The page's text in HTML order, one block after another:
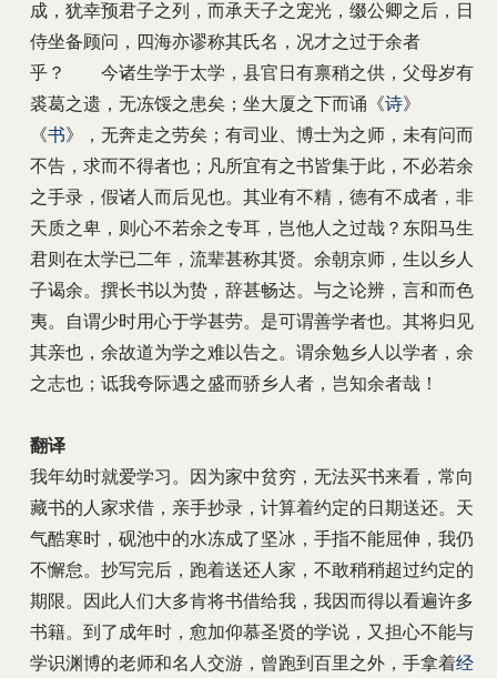
成，犹幸预君子之列，而承天子之宠光，缀公卿之后，日
侍坐备顾问，四海亦谬称其氏名，况才之过于余者
乎？ 今诸生学于太学，县官日有禀稍之供，父母岁有
裘葛之遗，无冻馁之患矣；坐大厦之下而诵《诗》
《书》，无奔走之劳矣；有司业、博士为之师，未有问而
不告，求而不得者也；凡所宜有之书皆集于此，不必若余
之手录，假诸人而后见也。其业有不精，德有不成者，非
天质之卑，则心不若余之专耳，岂他人之过哉？东阳马生
君则在太学已二年，流辈甚称其贤。余朝京师，生以乡人
子谒余。撰长书以为贽，辞甚畅达。与之论辨，言和而色
夷。自谓少时用心于学甚劳。是可谓善学者也。其将归见
其亲也，余故道为学之难以告之。谓余勉乡人以学者，余
之志也；诋我夸际遇之盛而骄乡人者，岂知余者哉！
翻译
我年幼时就爱学习。因为家中贫穷，无法买书来看，常向
藏书的人家求借，亲手抄录，计算着约定的日期送还。天
气酷寒时，砚池中的水冻成了坚冰，手指不能屈伸，我仍
不懈怠。抄写完后，跑着送还人家，不敢稍稍超过约定的
期限。因此人们大多肯将书借给我，我因而得以看遍许多
书籍。到了成年时，愈加仰慕圣贤的学说，又担心不能与
学识渊博的老师和名人交游，曾跑到百里之外，手拿着经